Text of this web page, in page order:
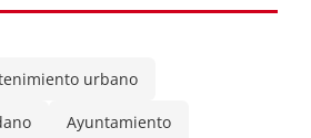
urbano
Ayuntamiento